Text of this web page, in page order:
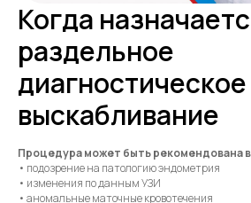
Когда
раздельное
диагностическое
выскабливание
Процедура может быть рекомендована
• подозрение на патологию эндометрия
• изменения по данным УЗИ
• аномальные маточные кровотечения